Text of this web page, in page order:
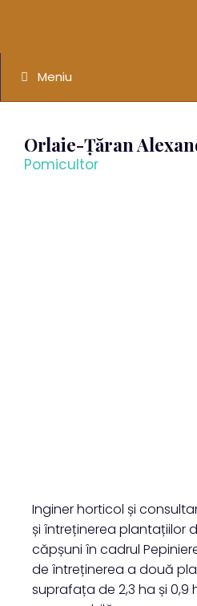
Meniu
Orlaie-Țăran
Pomicultor
Inginer horticol și
și întreținerea plantațiilor
căpșuni în cadrul
de întreținerea a două
suprafața de 2,3 ha și 0,9